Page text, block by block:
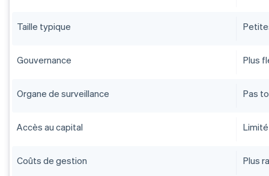
Taille typique
Gouvernance Plus
Organe de surveillance Pas
Accès au capital Limité
Coûts de gestion Plus